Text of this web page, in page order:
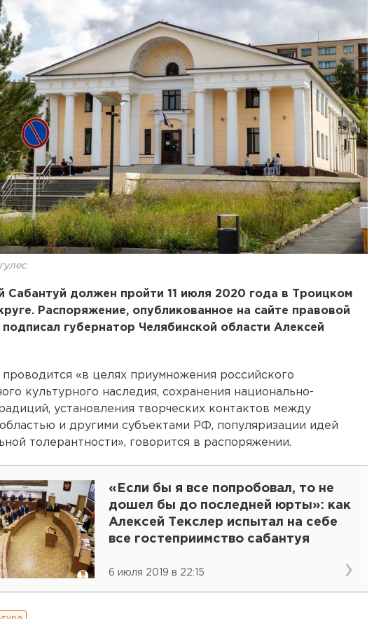
Сабантуй должен пройти 11 июля 2020 года в Троицком
Распоряжение, опубликованное на сайте правовой
губернатор Челябинской области Алексей
«в целях приумножения российского
культурного наследия, сохранения национально-
установления творческих контактов между
и другими субъектами РФ, популяризации идей
толерантности», говорится в распоряжении.
«Если бы я все попробовал, то не
дошел бы до последней юрты»: как
Алексей Текслер испытал на себе
все гостеприимство сабантуя
6 июля 2019 в 22:15